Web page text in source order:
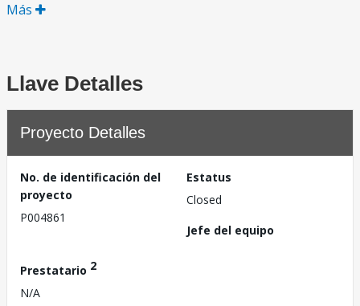
Más
Llave Detalles
Proyecto Detalles
No. de identificación del
proyecto
P004861
Estatus
Closed
Jefe del equipo
Prestatario 2
N/A